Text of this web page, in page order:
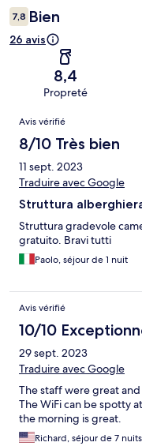
7,8 Bien
26 avis
8,4
Propreté
Avis
Avis vérifié
8/10 Très bien
11 sept. 2023
Traduire avec Google
Struttura
Struttura gradevole
gratuito. Bravi tutti
Paolo, séjour de 1 nuit
Avis vérifié
10/10
29 sept. 2023
Traduire avec Google
The staff were great
The WiFi can be spotty
the morning is great.
Richard, séjour de 7 nuits